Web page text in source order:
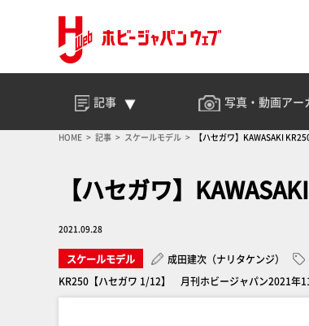
記事 写真・動画アー
HOME 記事 スケールモデル 【ハセガ
【ハセガワ】
2021.09.28
スケールモデル 成田建次（ナリタケンジ）
KR250【ハセガワ 1/12】 月刊ホビージャパン2021年